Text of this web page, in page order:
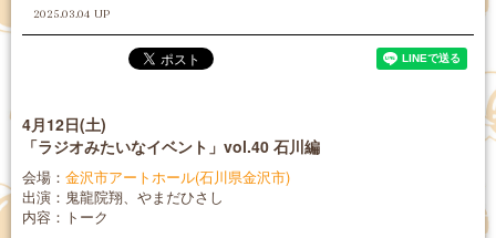
2025.03.04 UP
4月12日(土)
「ラジオみたいなイベント」vol.40 石川編
会場： 金沢市アートホール(石川県金沢市)
出演：鬼龍院翔、やまだひさし
内容：トーク